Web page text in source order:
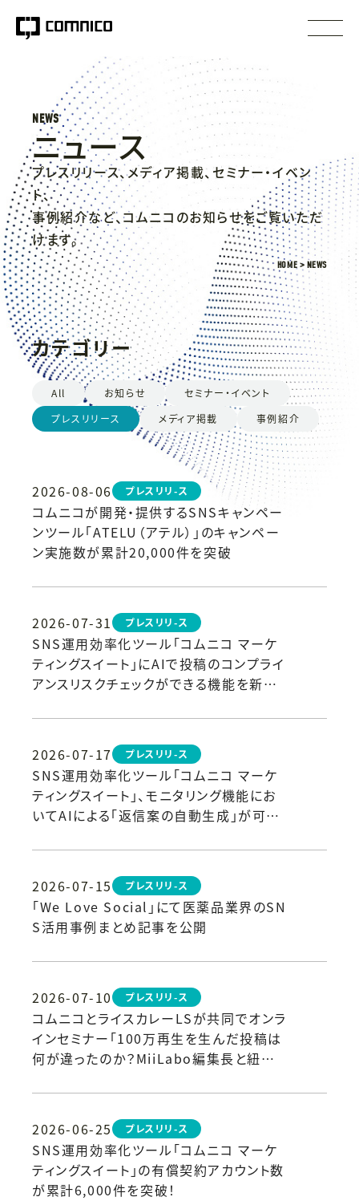
NEWS
ニュース
プレスリリース、メディア掲載、セミナー・イベン
ト、
事例紹介など、コムニコのお知らせをご覧いただ
けます。
HOME NEWS
カテゴリー
All お知らせ
セミナー・イベント
プレスリリース
メディア掲載 事例紹介
2026-08-06 プレスリリ-ス
コムニコが開発・提供するSNSキャンペー
ンツール「ATELU（アテル）」のキャンペー
ン実施数が累計20,000件を突破
2026-07-31 プレスリリ-ス
SNS運用効率化ツール「コムニコ マーケ
ティングスイート」にAIで投稿のコンプライ
アンスリスクチェックができる機能を新た
2026-07-17 プレスリリ-ス
SNS運用効率化ツール「コムニコ マーケ
ティングスイート」、モニタリング機能にお
いてAIによる「返信案の自動生成」が可能
2026-07-15 プレスリリ-ス
「We Love Social」にて医薬品業界のSN
S活用事例まとめ記事を公開
2026-07-10 プレスリリ-ス
コムニコとライスカレーLSが共同でオンラ
インセミナー「100万再生を生んだ投稿は
何が違ったのか？MiiLabo編集長と紐解く
た
2026-06-25
プレスリリ-ス
SNS運用効率化ツール「コムニコ マーケ
ティングスイート」の有償契約アカウント数
が累計6,000件を突破！